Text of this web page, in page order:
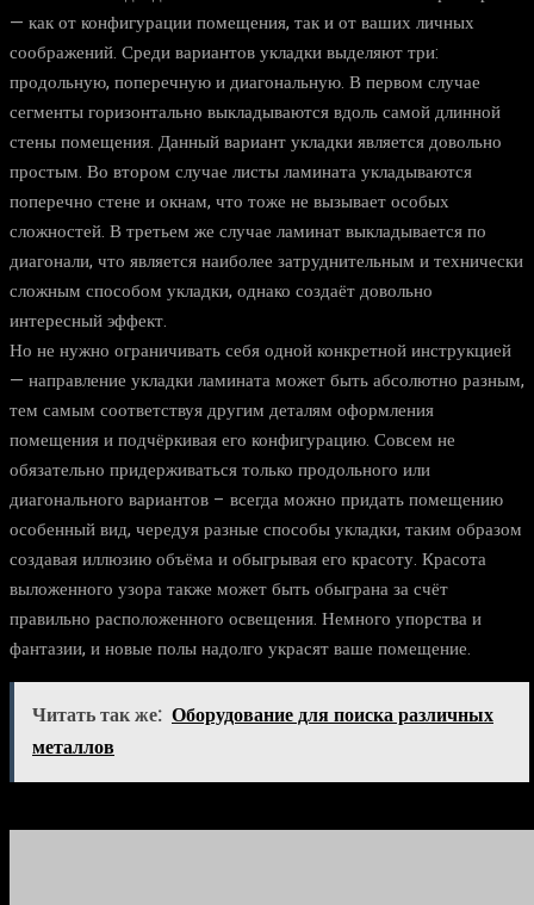
— как от конфигурации помещения, так и от ваших личных
соображений. Среди вариантов укладки выделяют три:
продольную, поперечную и диагональную. В первом случае
сегменты горизонтально выкладываются вдоль самой длинной
стены помещения. Данный вариант укладки является довольно
простым. Во втором случае листы ламината укладываются
поперечно стене и окнам, что тоже не вызывает особых
сложностей. В третьем же случае ламинат выкладывается по
диагонали, что является наиболее затруднительным и технически
сложным способом укладки, однако создаёт довольно
интересный эффект.
Но не нужно ограничивать себя одной конкретной инструкцией
— направление укладки ламината может быть абсолютно разным,
тем самым соответствуя другим деталям оформления
помещения и подчёркивая его конфигурацию. Совсем не
обязательно придерживаться только продольного или
диагонального вариантов – всегда можно придать помещению
особенный вид, чередуя разные способы укладки, таким образом
создавая иллюзию объёма и обыгрывая его красоту. Красота
выложенного узора также может быть обыграна за счёт
правильно расположенного освещения. Немного упорства и
фантазии, и новые полы надолго украсят ваше помещение.
Читать так же: Оборудование для поиска различных
металлов